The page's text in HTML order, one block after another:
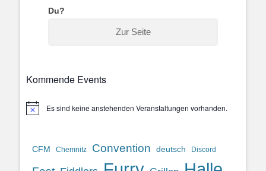
Du?
Zur Seite
Kommende Events
HinweisEs sind keine anstehenden Veranstaltungen vorhanden.
CFM Chemnitz Convention deutsch Discord